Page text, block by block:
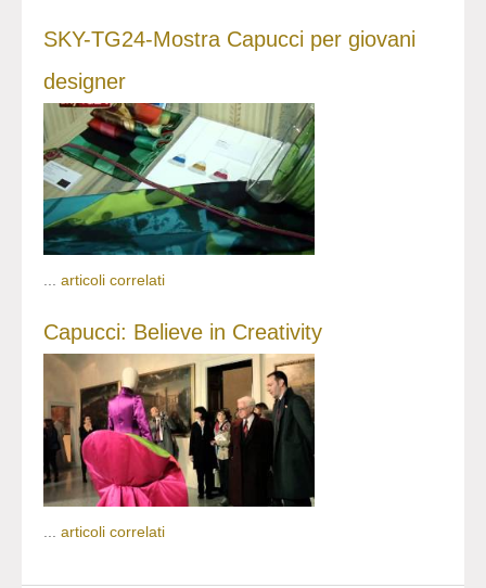
SKY-TG24-Mostra Capucci per giovani
designer
... articoli correlati
Capucci: Believe in Creativity
articoli correlati